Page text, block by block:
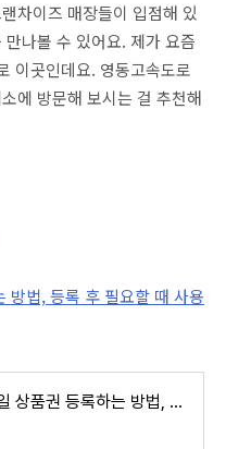
차이즈 매장들이 입점해 있
나볼 수 있어요. 제가 요즘
이곳인데요. 영동고속도로
에 방문해 보시는 걸 추천해
방법, 등록 후 필요할 때 사용
스타벅스 앱 모바일 상품권 등록하는 방법, 등록 후 필요할 때 사용하자!!